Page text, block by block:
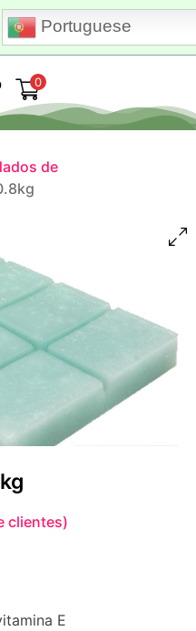
Portuguese
0
de
clientes)
E